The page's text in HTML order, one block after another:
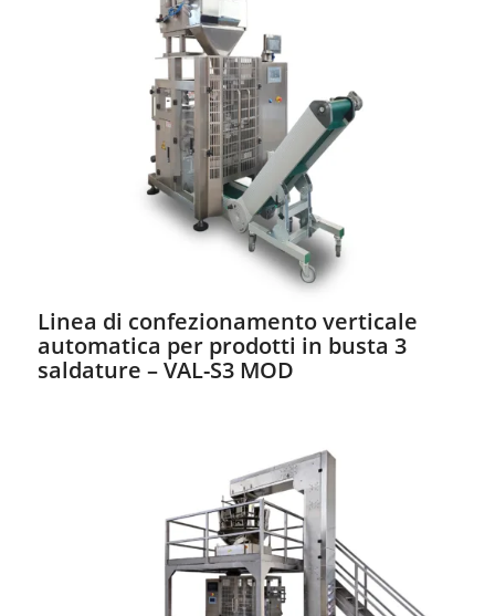
Linea di confezionamento verticale
automatica per prodotti in busta 3
saldature – VAL-S3 MOD